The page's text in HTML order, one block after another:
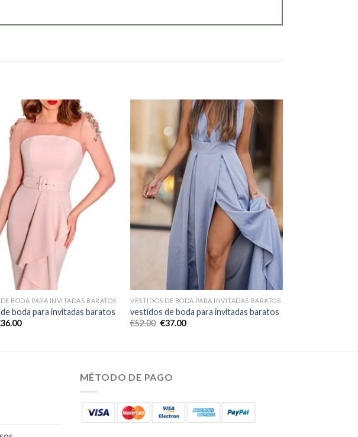
BODA PARA INVITADAS BARATOS
boda para invitadas baratos
36.00
VESTIDOS DE BODA PARA INVITADAS BARATOS
vestidos de boda para invitadas baratos
€52.00 €37.00
MÉTODO DE PAGO